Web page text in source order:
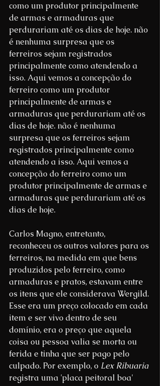
como um produtor principalmente
de armas e armaduras que
perdurariam até os dias de hoje. não
é nenhuma surpresa que os
ferreiros sejam registrados
principalmente como atendendo a
isso. Aqui vemos a concepção do
ferreiro como um produtor
principalmente de armas e
armaduras que perdurariam até os
dias de hoje. não é nenhuma
surpresa que os ferreiros sejam
registrados principalmente como
atendendo a isso. Aqui vemos a
concepção do ferreiro como um
produtor principalmente de armas e
armaduras que perdurariam até os
dias de hoje.
Carlos Magno, entretanto,
reconheceu os outros valores para os
ferreiros, na medida em que bens
produzidos pelo ferreiro, como
armaduras e pratos, estavam entre
os itens que ele considerava Wergild.
Esse era um preço colocado em cada
item e ser vivo dentro de seu
domínio, era o preço que aquela
coisa ou pessoa valia se morta ou
ferida e tinha que ser pago pelo
culpado. Por exemplo, o Lex Ribuaria
registra uma 'placa peitoral boa'